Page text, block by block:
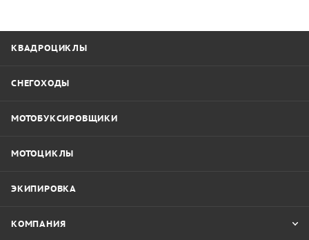
КВАДРОЦИКЛЫ
СНЕГОХОДЫ
МОТОБУКСИРОВЩИКИ
МОТОЦИКЛЫ
ЭКИПИРОВКА
КОМПАНИЯ